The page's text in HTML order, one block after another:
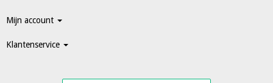
Mijn account
Klantenservice